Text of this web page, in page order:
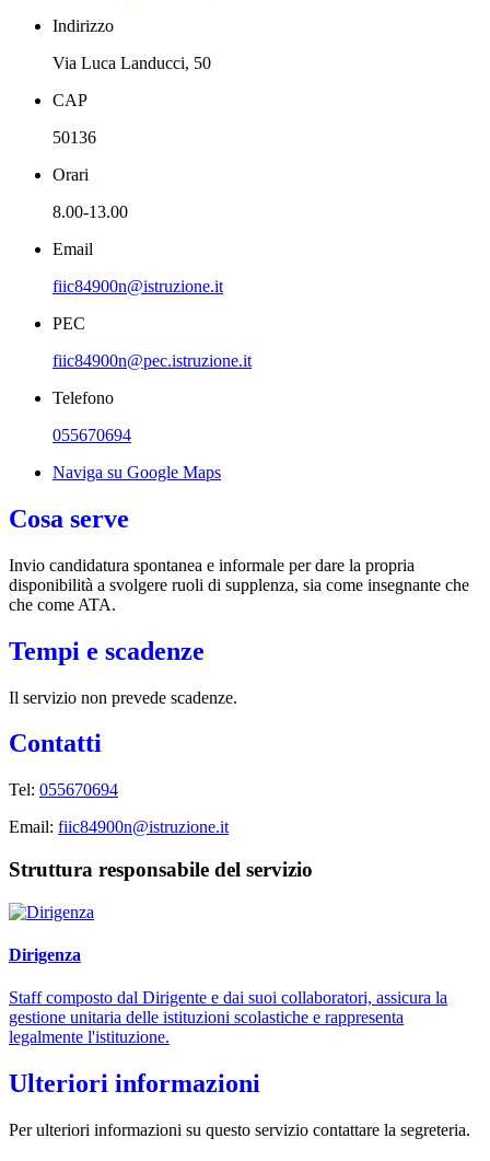
Indirizzo
Via Luca Landucci, 50
CAP
50136
Orari
8.00-13.00
Email
fiic84900n@istruzione.it
PEC
fiic84900n@pec.istruzione.it
Telefono
055670694
Naviga su Google Maps
Cosa serve
Invio candidatura spontanea e informale per dare la propria
disponibilità a svolgere ruoli di supplenza, sia come insegnante che
che come ATA.
Tempi e scadenze
Il servizio non prevede scadenze.
Contatti
Tel: 055670694
Email: fiic84900n@istruzione.it
Struttura responsabile del servizio
Dirigenza
Staff composto dal Dirigente e dai suoi collaboratori, assicura la
gestione unitaria delle istituzioni scolastiche e rappresenta
legalmente l'istituzione.
Ulteriori informazioni
Per ulteriori informazioni su questo servizio contattare la segreteria.